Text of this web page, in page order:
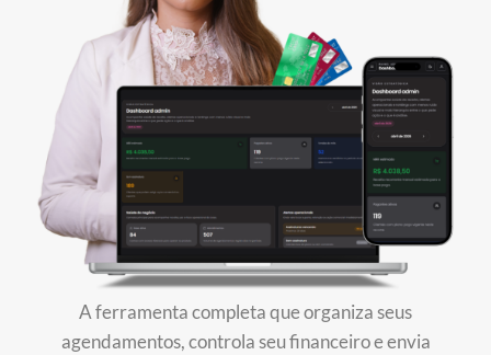
A ferramenta completa que organiza seus
agendamentos, controla seu financeiro e envia